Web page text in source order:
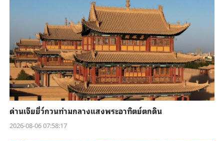
ด่านเจียยี่ว์กวนท่ามกลางแสงพระอาทิตย์ตกดิน
2026-08-06 07:58:17